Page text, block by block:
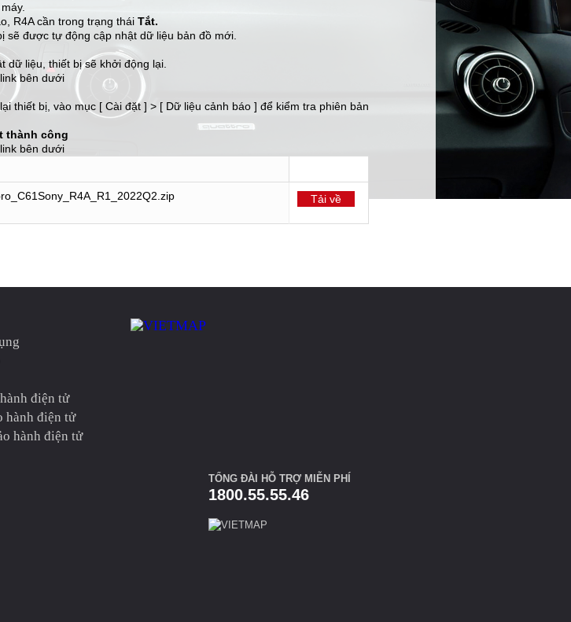
R4A cần trong trạng thái Tắt.
sẽ được tự động cập nhật dữ liệu bản đồ mới.
dữ liệu, thiết bị sẽ khởi động lại.
bên dưới
thiết bị, vào mục [ Cài đặt ] > [ Dữ liệu cảnh báo ] để kiểm tra phiên bản
thành công
bên dưới
Tải về
điện tử
hành điện tử
hành điện tử
TỔNG ĐÀI HỖ TRỢ MIỄN PHÍ
1800.55.55.46